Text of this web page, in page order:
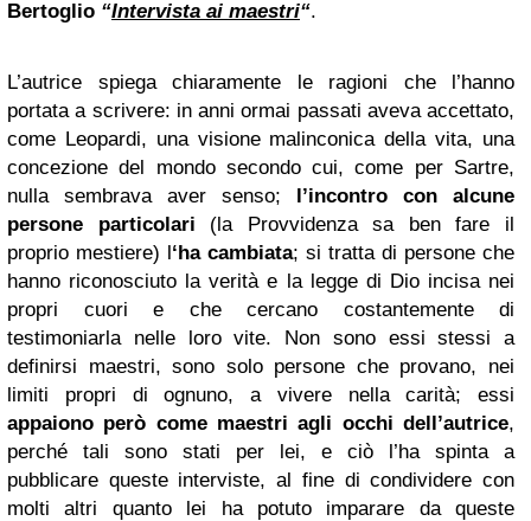
Bertoglio “Intervista ai maestri“.
L’autrice spiega chiaramente le ragioni che l’hanno
portata a scrivere: in anni ormai passati aveva accettato,
come Leopardi, una visione malinconica della vita, una
concezione del mondo secondo cui, come per Sartre,
nulla sembrava aver senso; l’incontro con alcune
persone particolari (la Provvidenza sa ben fare il
proprio mestiere) l‘ha cambiata; si tratta di persone che
hanno riconosciuto la verità e la legge di Dio incisa nei
propri cuori e che cercano costantemente di
testimoniarla nelle loro vite. Non sono essi stessi a
definirsi maestri, sono solo persone che provano, nei
limiti propri di ognuno, a vivere nella carità; essi
appaiono però come maestri agli occhi dell’autrice,
perché tali sono stati per lei, e ciò l’ha spinta a
pubblicare queste interviste, al fine di condividere con
molti altri quanto lei ha potuto imparare da queste